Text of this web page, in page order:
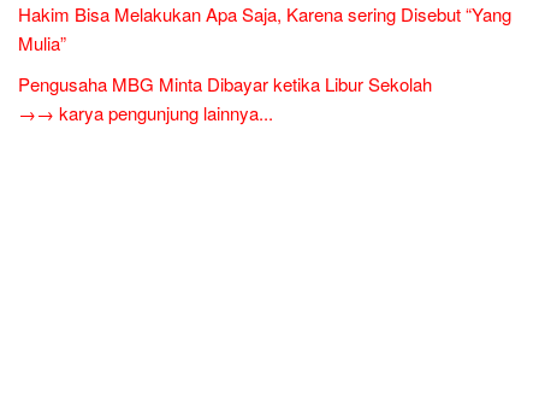
Hakim Bisa Melakukan Apa Saja, Karena sering Disebut “Yang
Mulia”
Pengusaha MBG Minta Dibayar ketika Libur Sekolah
→→ karya pengunjung lainnya...